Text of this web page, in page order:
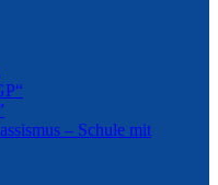
– Schule mit